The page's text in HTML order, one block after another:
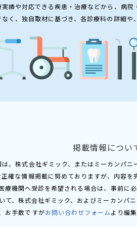
績や対応できる疾患・治療などから、病院
く、独自取材に基づき、各診療科の詳細や
掲載情報につい
、株式会社ギミック、またはミーカンパニ
確な情報掲載に努めておりますが、内容を
療機関へ受診を希望される場合は、事前に
て、株式会社ギミック、およびミーカンパ
お手数ですがお問い合わせフォームより編